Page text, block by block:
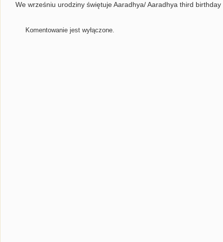
We wrześniu urodziny świętuje Aaradhya/ Aaradhya third birthday
Komentowanie jest wyłączone.